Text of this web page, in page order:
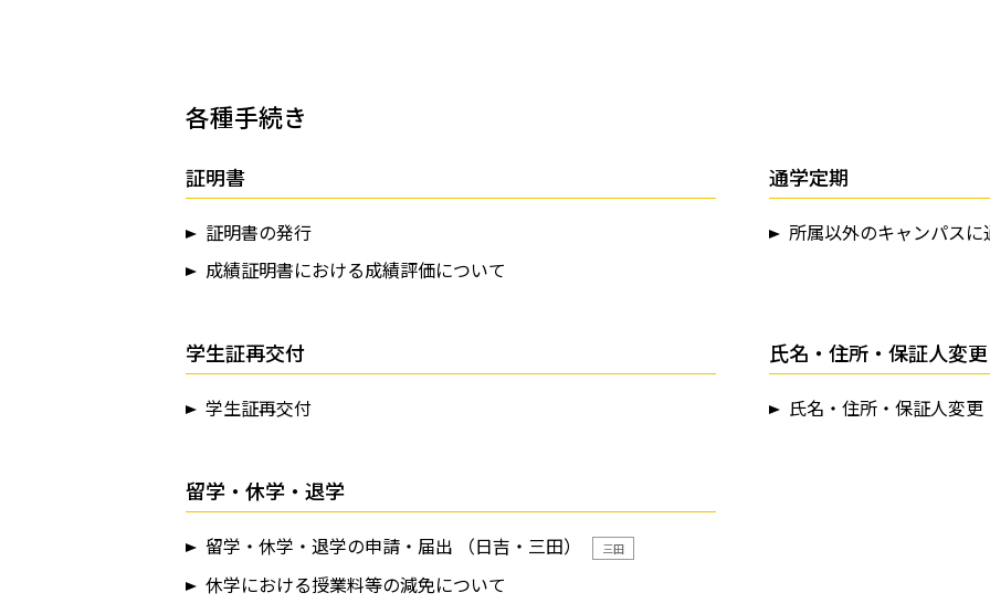
各種手続き
証明書
証明書の発行
成績証明書における成績評価について
通学定期
所属以外のキャンパス
学生証再交付
学生証再交付
氏名・住所・保証人変更
氏名・住所・保証人変更
留学・休学・退学
留学・休学・退学の申請・届出 （日吉・三田） 三田
休学における授業料等の減免について